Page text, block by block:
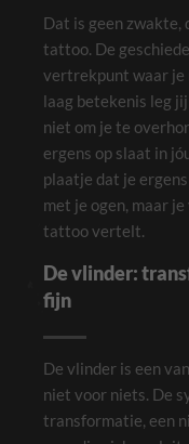
Dat is geen zwakte,
tattoo. De
vertrekpunt waar je
laag betekenis leg
niet om je te
ergens op slaat in
plaatje dat je
met je ogen, maar
tattoo vertelt.
De vlinder:
fijn
De vlinder is een
niet voor niets. De
transformatie, een